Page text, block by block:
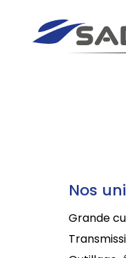
Nos
Grande